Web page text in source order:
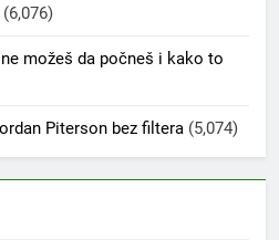
(6,076)
možeš da počneš i kako to
Piterson bez filtera (5,074)